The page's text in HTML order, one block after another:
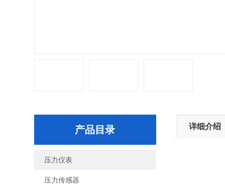
产品目录
压力仪表
压力传感器
详细介绍